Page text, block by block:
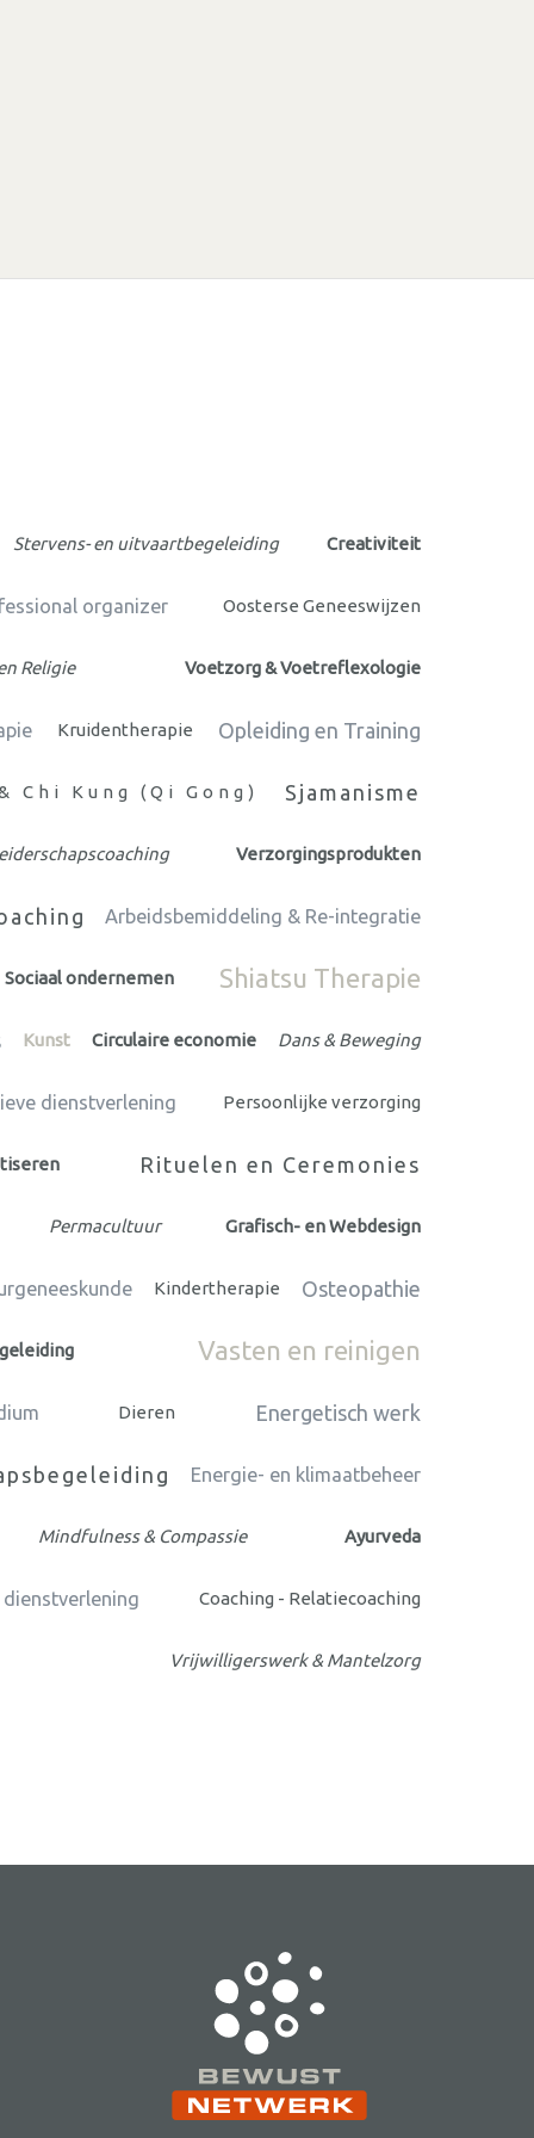
Stervens- en uitvaartbegeleiding Creativiteit
organizer Oosterse Geneeswijzen
Religie Voetzorg & Voetreflexologie
Kruidentherapie Opleiding en Training
Chi Kung (Qi Gong) Sjamanisme
Verzorgingsprodukten
Arbeidsbemiddeling & Re-integratie
Sociaal ondernemen Shiatsu Therapie
Kunst Circulaire economie Dans & Beweging
dienstverlening Persoonlijke verzorging
Rituelen en Ceremonies
Permacultuur Grafisch- en Webdesign
Kindertherapie Osteopathie
Vasten en reinigen
Dieren Energetisch werk
Energie- en klimaatbeheer
Mindfulness & Compassie Ayurveda
dienstverlening Coaching - Relatiecoaching
Vrijwilligerswerk & Mantelzorg